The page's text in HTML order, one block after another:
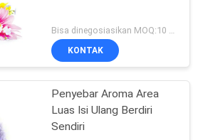
Bisa dinegosiasikan MOQ:10 buah
KONTAK
Penyebar Aroma Area
Luas Isi Ulang Berdiri
Sendiri